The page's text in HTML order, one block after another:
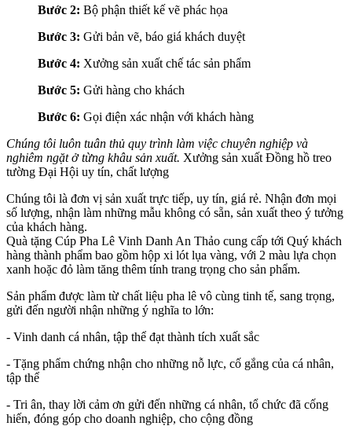
Bước 2: Bộ phận thiết kế vẽ phác họa
Bước 3: Gửi bản vẽ, báo giá khách duyệt
Bước 4: Xưởng sản xuất chế tác sản phẩm
Bước 5: Gửi hàng cho khách
Bước 6: Gọi điện xác nhận với khách hàng
Chúng tôi luôn tuân thủ quy trình làm việc chuyên nghiệp và
nghiêm ngặt ở từng khâu sản xuất. Xưởng sản xuất Đồng hồ treo
tường Đại Hội uy tín, chất lượng
Chúng tôi là đơn vị sản xuất trực tiếp, uy tín, giá rẻ. Nhận đơn mọi
số lượng, nhận làm những mẫu không có sẵn, sản xuất theo ý tưởng
của khách hàng.
Quà tặng Cúp Pha Lê Vinh Danh An Thảo cung cấp tới Quý khách
hàng thành phẩm bao gồm hộp xi lót lụa vàng, với 2 màu lựa chọn
xanh hoặc đỏ làm tăng thêm tính trang trọng cho sản phẩm.
Sản phẩm được làm từ chất liệu pha lê vô cùng tinh tế, sang trọng,
gửi đến người nhận những ý nghĩa to lớn:
- Vinh danh cá nhân, tập thể đạt thành tích xuất sắc
- Tặng phẩm chứng nhận cho những nỗ lực, cố gắng của cá nhân,
tập thể
- Tri ân, thay lời cảm ơn gửi đến những cá nhân, tổ chức đã cống
hiến, đóng góp cho doanh nghiệp, cho cộng đồng